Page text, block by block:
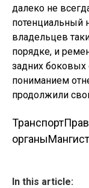
далеко не
потенциальный
владельцев
порядке, и
задних боковых
пониманием
продолжили
Транспорт
органы
In this article: